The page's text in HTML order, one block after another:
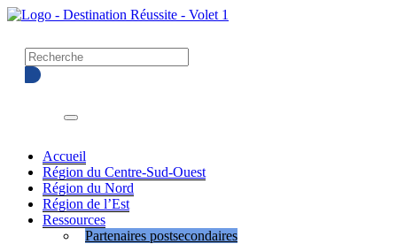
Accueil
Région du Centre-Sud-Ouest
Région du Nord
Région de l’Est
RessourcesMenu déroulant
Partenaires postsecondaires